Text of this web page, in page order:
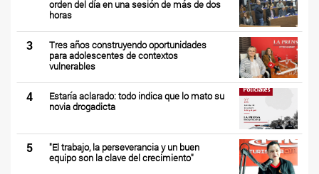
orden del día en una sesión de más de dos
horas
3
Tres años construyendo oportunidades
para adolescentes de contextos
vulnerables
4
Estaría aclarado: todo indica que lo mato su
novia drogadicta
5
"El trabajo, la perseverancia y un buen
equipo son la clave del crecimiento"